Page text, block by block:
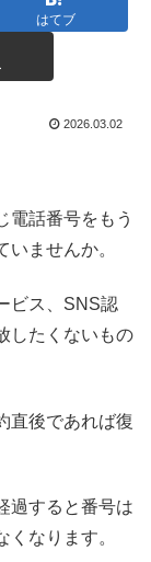
はてブ
2026.03.02
電話番号をもう
ませんか。
ビス、SNS認
したくないもの
直後であれば復
過すると番号は
なります。